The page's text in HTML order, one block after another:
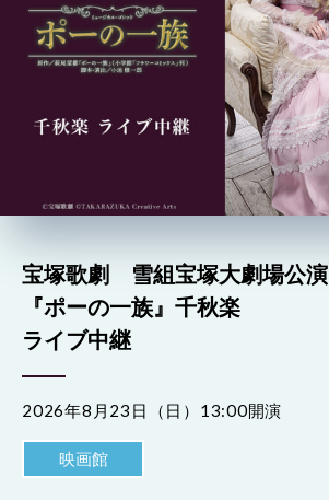
宝塚歌劇 雪組宝塚大劇場公演
『ポーの一族』千秋楽
ライブ中継
2026年8月23日（日）13:00開演
映画館